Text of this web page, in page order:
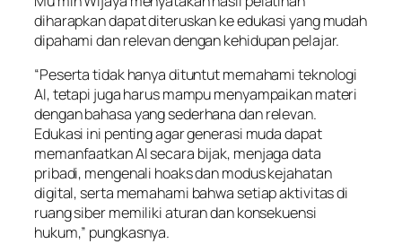
diharapkan dapat diteruskan ke edukasi yang mudah
dipahami dan relevan dengan kehidupan pelajar.
“Peserta tidak hanya dituntut memahami teknologi
AI, tetapi juga harus mampu menyampaikan materi
dengan bahasa yang sederhana dan relevan.
Edukasi ini penting agar generasi muda dapat
memanfaatkan AI secara bijak, menjaga data
pribadi, mengenali hoaks dan modus kejahatan
digital, serta memahami bahwa setiap aktivitas di
ruang siber memiliki aturan dan konsekuensi
hukum,” pungkasnya.